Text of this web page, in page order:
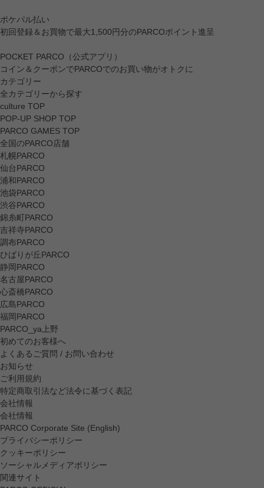
ポケパル払い
初回登録＆お買物で最大1,500円分のPARCOポイント進呈
POCKET PARCO（公式アプリ）
コイン＆クーポンでPARCOでのお買い物がオトクに
カテゴリー
全カテゴリーから探す
culture TOP
POP-UP SHOP TOP
PARCO GAMES TOP
全国のPARCO店舗
札幌PARCO
仙台PARCO
浦和PARCO
池袋PARCO
渋谷PARCO
錦糸町PARCO
吉祥寺PARCO
調布PARCO
ひばりが丘PARCO
静岡PARCO
名古屋PARCO
心斎橋PARCO
広島PARCO
福岡PARCO
PARCO_ya上野
初めてのお客様へ
よくあるご質問 / お問い合わせ
お知らせ
ご利用規約
特定商取引法など法令に基づく表記
会社情報
会社情報
PARCO Corporate Site (English)
プライバシーポリシー
クッキーポリシー
ソーシャルメディアポリシー
関連サイト